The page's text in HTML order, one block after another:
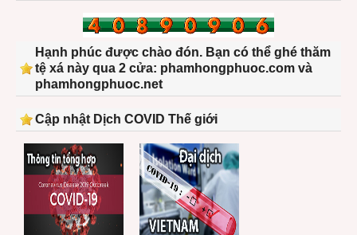
Hạnh phúc được chào đón. Bạn có thể ghé thăm
tệ xá này qua 2 cửa: phamhongphuoc.com và
phamhongphuoc.net
Cập nhật Dịch COVID Thế giới